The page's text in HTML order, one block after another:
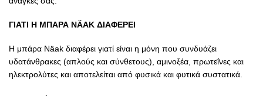
ΓΙΑΤΙ Η ΜΠΑΡΑ NÄAK ΔΙΑΦΕΡΕΙ
Η μπάρα Näak διαφέρει γιατί είναι η μόνη που συνδυάζει
υδατάνθρακες (απλούς και σύνθετους), αμινοξέα, πρωτεΐνες και
ηλεκτρολύτες και αποτελείται από φυσικά και φυτικά συστατικά.